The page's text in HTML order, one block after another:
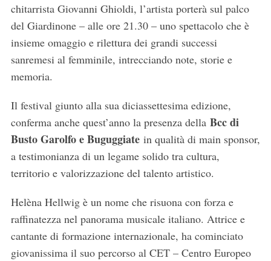
chitarrista Giovanni Ghioldi, l’artista porterà sul palco
del Giardinone – alle ore 21.30 – uno spettacolo che è
insieme omaggio e rilettura dei grandi successi
sanremesi al femminile, intrecciando note, storie e
memoria.
Il festival giunto alla sua diciassettesima edizione,
conferma anche quest’anno la presenza della Bcc di
Busto Garolfo e Buguggiate in qualità di main sponsor,
a testimonianza di un legame solido tra cultura,
territorio e valorizzazione del talento artistico.
Helèna Hellwig è un nome che risuona con forza e
raffinatezza nel panorama musicale italiano. Attrice e
cantante di formazione internazionale, ha cominciato
giovanissima il suo percorso al CET – Centro Europeo